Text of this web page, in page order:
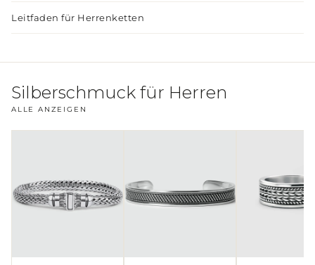
Leitfaden für Herrenketten
Silberschmuck für Herren
ALLE ANZEIGEN